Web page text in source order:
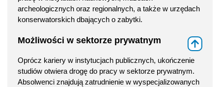
archeologicznych oraz regionalnych, a także w urzędach
konserwatorskich dbających o zabytki.
Możliwości w sektorze prywatnym
Oprócz kariery w instytucjach publicznych, ukończenie
studiów otwiera drogę do pracy w sektorze prywatnym.
Absolwenci znajdują zatrudnienie w wyspecjalizowanych